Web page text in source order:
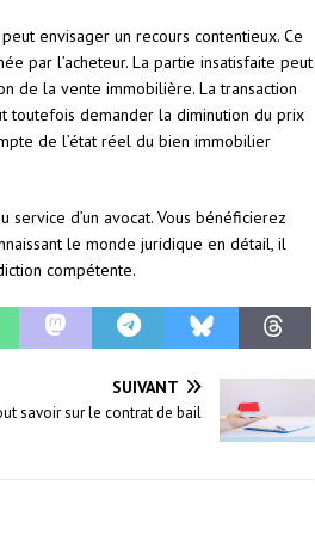
envisager un recours contentieux. Ce
par l’acheteur. La partie insatisfaite peut
de la vente immobilière. La transaction
toutefois demander la diminution du prix
de l’état réel du bien immobilier
d’un avocat. Vous bénéficierez
le monde juridique en détail, il
compétente.
SUIVANT
savoir sur le contrat de bail